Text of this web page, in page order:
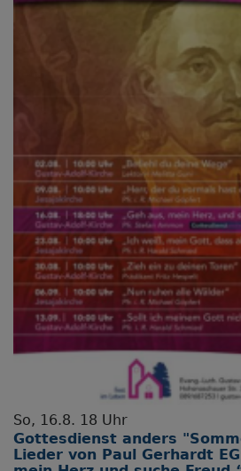
So, 16.8. 18 Uhr
Gottesdienst anders
Lieder von Paul Gerhardt